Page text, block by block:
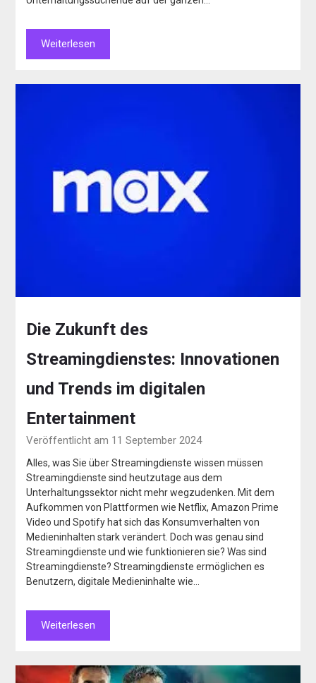
Weiterlesen
Die Zukunft des
Streamingdienstes: Innovationen
und Trends im digitalen
Entertainment
Veröffentlicht am 11 September 2024
Alles, was Sie über Streamingdienste wissen müssen
Streamingdienste sind heutzutage aus dem
Unterhaltungssektor nicht mehr wegzudenken. Mit dem
Aufkommen von Plattformen wie Netflix, Amazon Prime
Video und Spotify hat sich das Konsumverhalten von
Medieninhalten stark verändert. Doch was genau sind
Streamingdienste und wie funktionieren sie? Was sind
Streamingdienste? Streamingdienste ermöglichen es
Benutzern, digitale Medieninhalte wie…
Weiterlesen